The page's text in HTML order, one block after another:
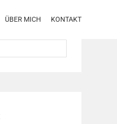
ÜBER MICH KONTAKT